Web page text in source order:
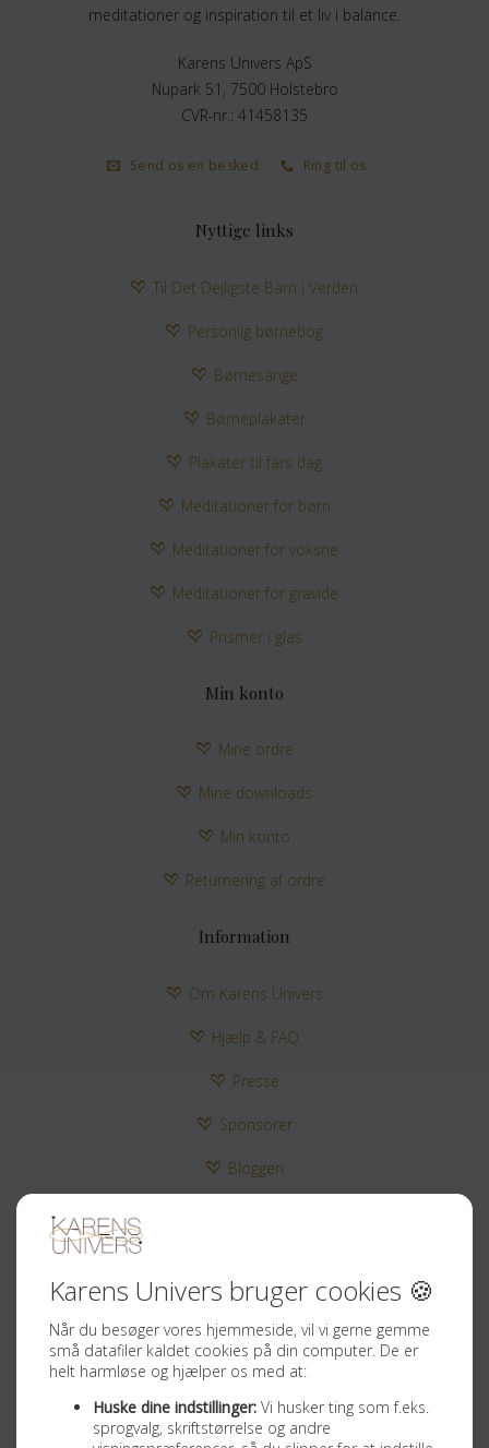
meditationer og inspiration til et liv i balance.
Karens Univers ApS
Nupark 51, 7500 Holstebro
CVR-nr.: 41458135
Send os en besked Ring til os
Nyttige links
Til Det Dejligste Barn i Verden
Personlig børnebog
Børnesange
Børneplakater
Plakater til fars dag
Meditationer for børn
Meditationer for voksne
Meditationer for gravide
Prismer i glas
Min konto
Mine ordre
Mine downloads
Min konto
Returnering af ordre
Information
Om Karens Univers
Hjælp & FAQ
Presse
Sponsorer
Bloggen
Sociale medier
Facebook
Instagram